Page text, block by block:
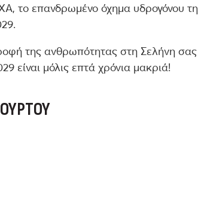
το επανδρωμένο όχημα υδρογόνου
της ανθρωπότητας στη Σελήνη
είναι μόλις επτά χρόνια μακριά!